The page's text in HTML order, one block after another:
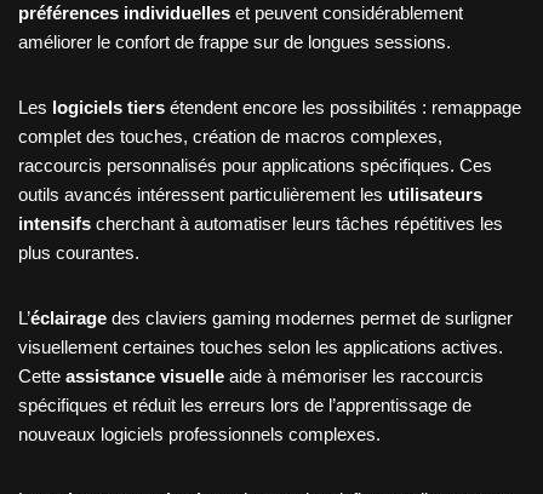
préférences individuelles et peuvent considérablement
améliorer le confort de frappe sur de longues sessions.
Les logiciels tiers étendent encore les possibilités : remappage
complet des touches, création de macros complexes,
raccourcis personnalisés pour applications spécifiques. Ces
outils avancés intéressent particulièrement les utilisateurs
intensifs cherchant à automatiser leurs tâches répétitives les
plus courantes.
L’éclairage des claviers gaming modernes permet de surligner
visuellement certaines touches selon les applications actives.
Cette assistance visuelle aide à mémoriser les raccourcis
spécifiques et réduit les erreurs lors de l’apprentissage de
nouveaux logiciels professionnels complexes.